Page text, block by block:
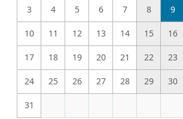
3 4 5 6 7 8 9
10 11 12 13 14 15 16
17 18 19 20 21 22 23
24 25 26 27 28 29 30
31